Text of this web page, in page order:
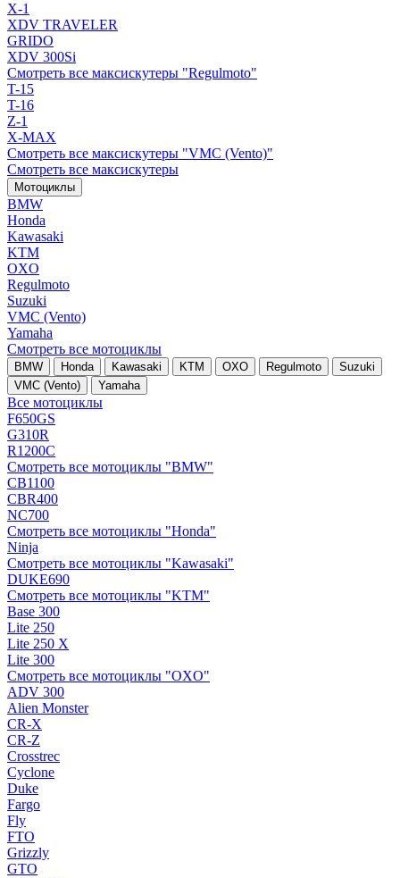
X-1
XDV TRAVELER
GRIDO
XDV 300Si
Смотреть все максискутеры "Regulmoto"
T-15
T-16
Z-1
X-MAX
Смотреть все максискутеры "VMC (Vento)"
Смотреть все максискутеры
Мотоциклы
BMW
Honda
Kawasaki
KTM
OXO
Regulmoto
Suzuki
VMC (Vento)
Yamaha
Смотреть все мотоциклы
BMW Honda Kawasaki KTM OXO Regulmoto
Suzuki
VMC (Vento)
Yamaha
Все мотоциклы
F650GS
G310R
R1200C
Смотреть все мотоциклы "BMW"
CB1100
CBR400
NC700
Смотреть все мотоциклы "Honda"
Ninja
Смотреть все мотоциклы "Kawasaki"
DUKE690
Смотреть все мотоциклы "KTM"
Base 300
Lite 250
Lite 250 X
Lite 300
Смотреть все мотоциклы "OXO"
ADV 300
Alien Monster
CR-X
CR-Z
Crosstrec
Cyclone
Duke
Fargo
Fly
FTO
Grizzly
GTO